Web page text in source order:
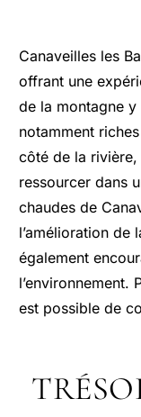
Canaveilles les
offrant une
de la montagne
notamment
côté de la rivière,
ressourcer dans
chaudes de
l’amélioration de
également
l’environnement.
est possible de